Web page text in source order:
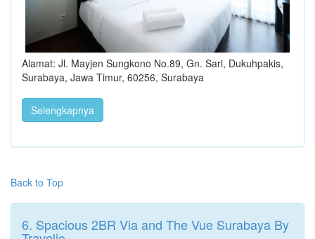
Alamat: Jl. Mayjen Sungkono No.89, Gn. Sari, Dukuhpakis,
Surabaya, Jawa Timur, 60256, Surabaya
Selengkapnya
Back to Top
6. Spacious 2BR Via and The Vue Surabaya By